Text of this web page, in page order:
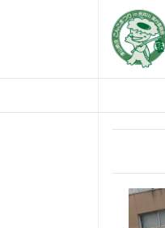
ス
キ